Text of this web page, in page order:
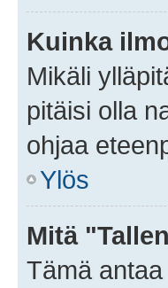
Kuinka
Mikäli
pitäisi olla
ohjaa
Ylös
Mitä
Tämä